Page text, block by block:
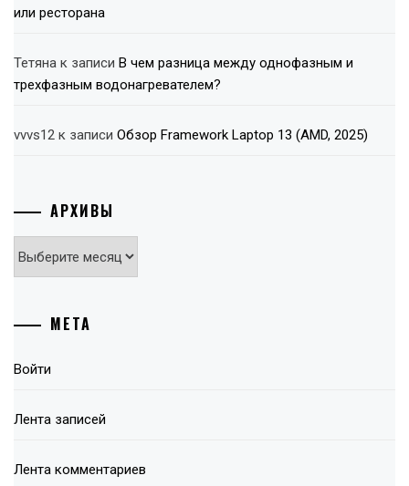
или ресторана
Тетяна к записи В чем разница между однофазным и
трехфазным водонагревателем?
vvvs12 к записи Обзор Framework Laptop 13 (AMD, 2025)
АРХИВЫ
Архивы
МЕТА
Войти
Лента записей
Лента комментариев